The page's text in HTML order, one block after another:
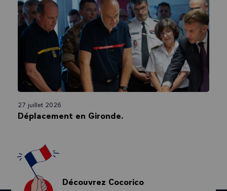
27 juillet 2026
Déplacement en Gironde.
Découvrez Cocorico